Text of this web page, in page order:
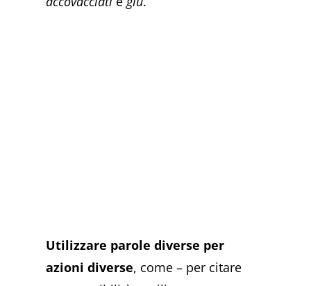
Utilizzare parole diverse per
azioni diverse, come – per citare